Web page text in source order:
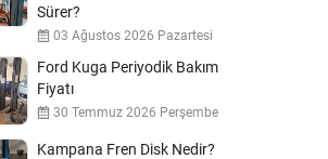
Sürer?
03 Ağustos 2026 Pazartesi
Ford Kuga Periyodik Bakım
Fiyatı
30 Temmuz 2026 Perşembe
Kampana Fren Disk Nedir?